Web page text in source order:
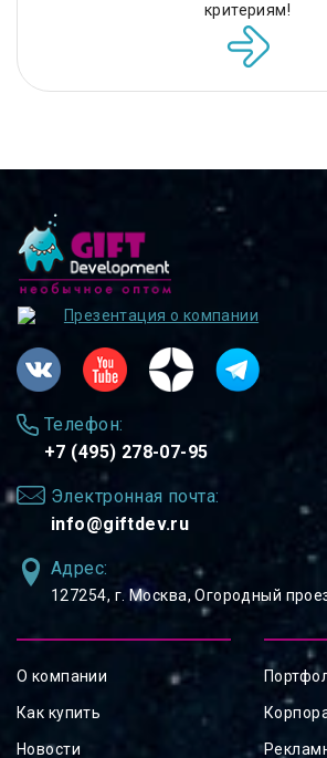
критериям!
Презентация о компании
Телефон:
+7 (495) 278-07-95
Электронная почта:
info@giftdev.ru
Адрес:
127254, ⁠г. Москва, Огородный
О компании
Как купить
Новости